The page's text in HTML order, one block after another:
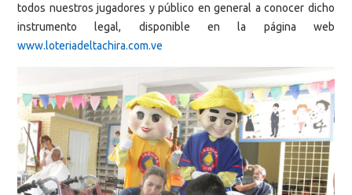
todos nuestros jugadores y público en general a conocer dicho
instrumento legal, disponible en la página web
www.loteriadeltachira.com.ve